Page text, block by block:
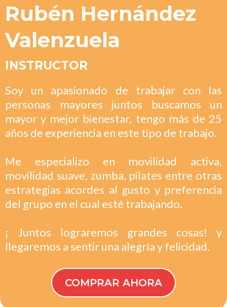
Rubén Hernández
Valenzuela
INSTRUCTOR
Soy un apasionado de trabajar con las
personas mayores juntos buscamos un
mayor y mejor bienestar, tengo más de 25
años de experiencia en este tipo de trabajo.
Me especializo en movilidad activa,
movilidad suave, zumba, pilates entre otras
estrategias acordes al gusto y preferencia
del grupo en el cual esté trabajando.
¡ Juntos lograremos grandes cosas! y
llegaremos a sentir una alegría y felicidad.
COMPRAR AHORA